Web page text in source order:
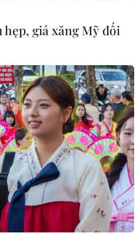
ECB không nhất
thêm 3 lần
viên Hội đồng thống đốc
châu Âu (ECB), cho rằng
lãi suất liên tục như ông
hẹp, giá xăng Mỹ đối